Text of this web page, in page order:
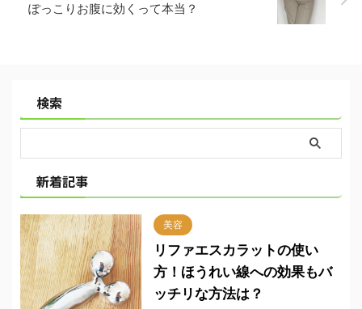
ぽっこりお腹に効くって本当？
検索
新着記事
美容
リファエスカラットの使い
方！ほうれい線への効果もバ
ッチリな方法は？